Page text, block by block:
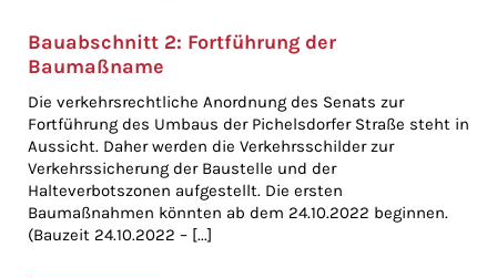
Bauabschnitt 2: Fortführung der
Baumaßname
Die verkehrsrechtliche Anordnung des Senats zur
Fortführung des Umbaus der Pichelsdorfer Straße steht in
Aussicht. Daher werden die Verkehrsschilder zur
Verkehrssicherung der Baustelle und der
Halteverbotszonen aufgestellt. Die ersten
Baumaßnahmen könnten ab dem 24.10.2022 beginnen.
(Bauzeit 24.10.2022 – [...]